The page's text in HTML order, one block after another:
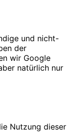
und nicht-
der
wir Google
natürlich nur
Nutzung dieser